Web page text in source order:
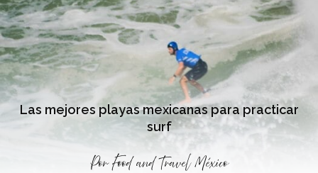
Las mejores playas mexicanas para practicar
surf
Por Food and Travel México